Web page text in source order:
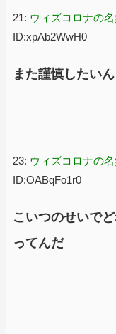
21: ウィズコロナの
ID:xpAb2WwH0
また謹慎したい
23: ウィズコロナの
ID:OABqFo1r0
こいつのせいで
ってんだ